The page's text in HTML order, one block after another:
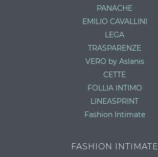
PANACHE
EMILIO CAVALLINI
LEGA
TRASPARENZE
VERO by Aslanis
CETTE
FOLLIA INTIMO
LINEASPRINT
Fashion Intimate
FASHION INTIMATE